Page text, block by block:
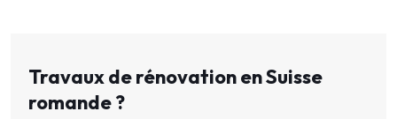
Travaux de rénovation en Suisse
romande ?